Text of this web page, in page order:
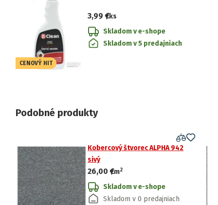
CENOVÝ HIT
3,99 €/ks
Skladom v e-shope
Skladom v 5 predajniach
Podobné produkty
Kobercový štvorec ALPHA 942
sivý
26,00 €
/m2
Skladom v e-shope
Skladom v 0 predajniach